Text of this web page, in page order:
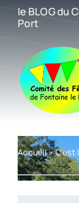
Passer
contenu
le BLOG du
Port
Accueil»C’est